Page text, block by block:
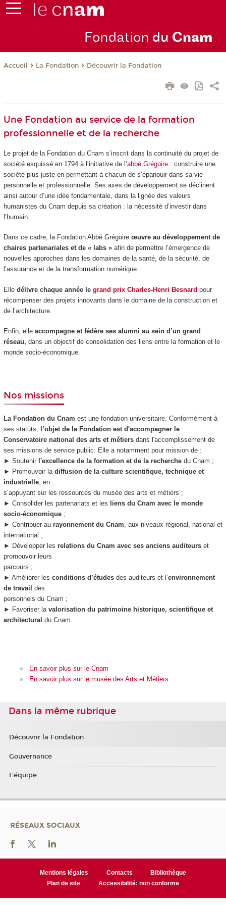
Fondation du Cnam
Accueil La Fondation Découvrir la Fondation
Une Fondation au service de la formation
professionnelle et de la recherche
Le projet de la Fondation du Cnam s’inscrit dans la continuité du projet de
société esquissé en 1794 à l’initiative de l’abbé Grégoire: construire une
société plus juste en permettant à chacun de s’épanouir dans sa vie
personnelle et professionnelle. Ses axes de développement se déclinent
ainsi autour d’une idée fondamentale, dans la lignée des valeurs
humanistes du Cnam depuis sa création : la nécessité d’investir dans
l’humain.
Dans ce cadre, la Fondation Abbé Grégoire œuvre au développement de
chaires partenariales et de « labs »afin de permettre l’émergence de
nouvelles approches dans les domaines de la santé, de la sécurité, de
l’assurance et de la transformation numérique.
Elle délivre chaque année le grand prix Charles-Henri Besnard pour
récompenser des projets innovants dans le domaine de la construction et
de l’architecture.
Enfin, elle accompagne et fédère ses alumni au sein d’un grand
réseau, dans un objectif de consolidation des liens entre la formation et le
monde socio-économique.
Nos missions
La Fondation du Cnam est une fondation universitaire. Conformément à
ses statuts,
l’objet de la Fondation est d'accompagner le
Conservatoire national des arts et métiersdans l'accomplissement de
ses missions de service public. Elle a notamment pour mission de :
► Soutenir l'excellence de la formation et de la recherche du Cnam ;
► Promouvoir la diffusion de la culture scientifique, technique et
industrielle, en
s’appuyant sur les ressources du musée des arts et métiers ;
► Consolider les partenariats et les
liens du Cnam avec le monde
socio-économique;
► Contribuer au rayonnement du Cnam, aux niveaux régional, national et
international ;
► Développer les relations du Cnam avec ses anciens auditeurset
promouvoir leurs
parcours ;
► Améliorer les conditions d’étudesdes auditeurs et l’environnement
de travail des
personnels du Cnam ;
► Favoriser la valorisation du patrimoine historique, scientifique et
architectural du Cnam.
En savoir plus sur le Cnam
En savoir plus sur le musée des Arts et Métiers
Dans la même rubrique
Découvrir la Fondation
Gouvernance
L'équipe
RÉSEAUX SOCIAUX
Mentions légales Contacts
Bibliothèque
Plan de site
Accessibilité: non conforme